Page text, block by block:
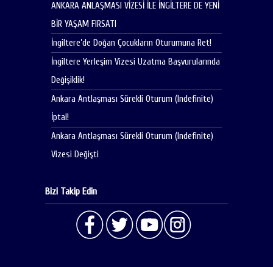
ANKARA ANLAŞMASI VİZESİ İLE İNGİLTERE DE YENİ
BİR YAŞAM FIRSATI
İngiltere’de Doğan Çocukların Oturumuna Ret!
İngiltere Yerleşim Vizesi Uzatma Başvurularında
Değişiklik!
Ankara Antlaşması Sürekli Oturum (Indefinite)
İptal!
Ankara Antlaşması Sürekli Oturum (Indefinite)
Vizesi Değişti
Bizi Takip Edin